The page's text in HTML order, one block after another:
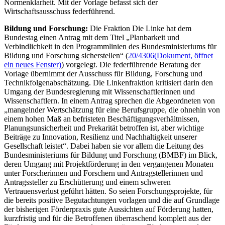
Normenklarheit. Mit der Vorlage befasst sich der
Wirtschaftsausschuss federführend.
Bildung und Forschung: Die Fraktion Die Linke hat dem
Bundestag einen Antrag mit dem Titel „Planbarkeit und
Verbindlichkeit in den Programmlinien des Bundesministeriums für
Bildung und Forschung sicherstellen“ (20/4306(Dokument, öffnet
ein neues Fenster)) vorgelegt. Die federführende Beratung der
Vorlage übernimmt der Ausschuss für Bildung, Forschung und
Technikfolgenabschätzung. Die Linkenfraktion kritisiert darin den
Umgang der Bundesregierung mit Wissenschaftlerinnen und
Wissenschaftlern. In einem Antrag sprechen die Abgeordneten von
„mangelnder Wertschätzung für eine Berufsgruppe, die ohnehin von
einem hohen Maß an befristeten Beschäftigungsverhältnissen,
Planungsunsicherheit und Prekarität betroffen ist, aber wichtige
Beiträge zu Innovation, Resilienz und Nachhaltigkeit unserer
Gesellschaft leistet“. Dabei haben sie vor allem die Leitung des
Bundesministeriums für Bildung und Forschung (BMBF) im Blick,
deren Umgang mit Projektförderung in den vergangenen Monaten
unter Forscherinnen und Forschern und Antragstellerinnen und
Antragssteller zu Erschütterung und einem schweren
Vertrauensverlust geführt hätten. So seien Forschungsprojekte, für
die bereits positive Begutachtungen vorlagen und die auf Grundlage
der bisherigen Förderpraxis gute Aussichten auf Förderung hatten,
kurzfristig und für die Betroffenen überraschend komplett aus der